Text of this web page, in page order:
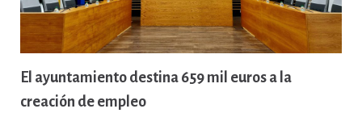
El ayuntamiento destina 659 mil euros a la
creación de empleo